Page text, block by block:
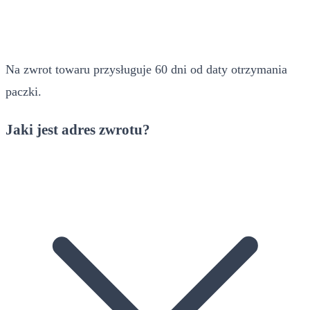
Na zwrot towaru przysługuje 60 dni od daty otrzymania
paczki.
Jaki jest adres zwrotu?